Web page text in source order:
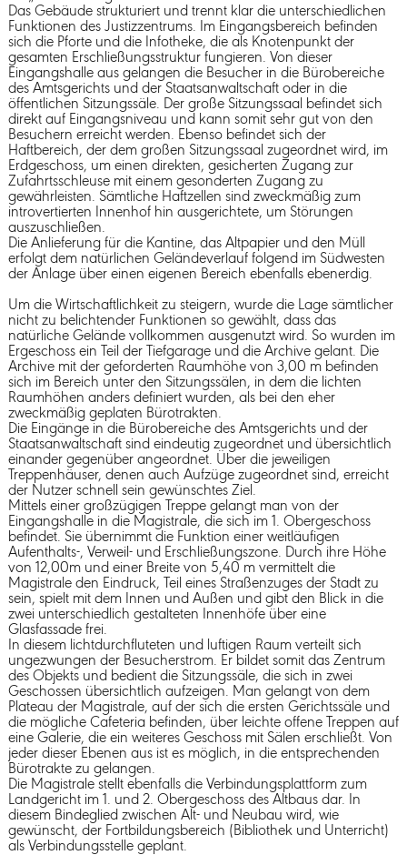
Das Gebäude strukturiert und trennt klar die unterschiedlichen
Funktionen des Justizzentrums. Im Eingangsbereich befinden
sich die Pforte und die Infotheke, die als Knotenpunkt der
gesamten Erschließungsstruktur fungieren. Von dieser
Eingangshalle aus gelangen die Besucher in die Bürobereiche
des Amtsgerichts und der Staatsanwaltschaft oder in die
öffentlichen Sitzungssäle. Der große Sitzungssaal befindet sich
direkt auf Eingangsniveau und kann somit sehr gut von den
Besuchern erreicht werden. Ebenso befindet sich der
Haftbereich, der dem großen Sitzungssaal zugeordnet wird, im
Erdgeschoss, um einen direkten, gesicherten Zugang zur
Zufahrtsschleuse mit einem gesonderten Zugang zu
gewährleisten. Sämtliche Haftzellen sind zweckmäßig zum
introvertierten Innenhof hin ausgerichtete, um Störungen
auszuschließen.
Die Anlieferung für die Kantine, das Altpapier und den Müll
erfolgt dem natürlichen Geländeverlauf folgend im Südwesten
der Anlage über einen eigenen Bereich ebenfalls ebenerdig.
Um die Wirtschaftlichkeit zu steigern, wurde die Lage sämtlicher
nicht zu belichtender Funktionen so gewählt, dass das
natürliche Gelände vollkommen ausgenutzt wird. So wurden im
Ergeschoss ein Teil der Tiefgarage und die Archive gelant. Die
Archive mit der geforderten Raumhöhe von 3,00 m befinden
sich im Bereich unter den Sitzungssälen, in dem die lichten
Raumhöhen anders definiert wurden, als bei den eher
zweckmäßig geplaten Bürotrakten.
Die Eingänge in die Bürobereiche des Amtsgerichts und der
Staatsanwaltschaft sind eindeutig zugeordnet und übersichtlich
einander gegenüber angeordnet. Über die jeweiligen
Treppenhäuser, denen auch Aufzüge zugeordnet sind, erreicht
der Nutzer schnell sein gewünschtes Ziel.
Mittels einer großzügigen Treppe gelangt man von der
Eingangshalle in die Magistrale, die sich im 1. Obergeschoss
befindet. Sie übernimmt die Funktion einer weitläufigen
Aufenthalts-, Verweil- und Erschließungszone. Durch ihre Höhe
von 12,00m und einer Breite von 5,40 m vermittelt die
Magistrale den Eindruck, Teil eines Straßenzuges der Stadt zu
sein, spielt mit dem Innen und Außen und gibt den Blick in die
zwei unterschiedlich gestalteten Innenhöfe über eine
Glasfassade frei.
In diesem lichtdurchfluteten und luftigen Raum verteilt sich
ungezwungen der Besucherstrom. Er bildet somit das Zentrum
des Objekts und bedient die Sitzungssäle, die sich in zwei
Geschossen übersichtlich aufzeigen. Man gelangt von dem
Plateau der Magistrale, auf der sich die ersten Gerichtssäle und
die mögliche Cafeteria befinden, über leichte offene Treppen auf
eine Galerie, die ein weiteres Geschoss mit Sälen erschließt. Von
jeder dieser Ebenen aus ist es möglich, in die entsprechenden
Bürotrakte zu gelangen.
Die Magistrale stellt ebenfalls die Verbindungsplattform zum
Landgericht im 1. und 2. Obergeschoss des Altbaus dar. In
diesem Bindeglied zwischen Alt- und Neubau wird, wie
gewünscht, der Fortbildungsbereich (Bibliothek und Unterricht)
als Verbindungsstelle geplant.